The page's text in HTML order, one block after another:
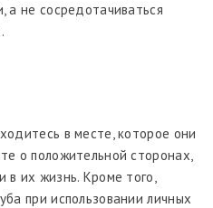
а не сосредотачиваться
в месте, которое они
о положительной сторонах,
в их жизнь. Кроме того,
при использовании личных